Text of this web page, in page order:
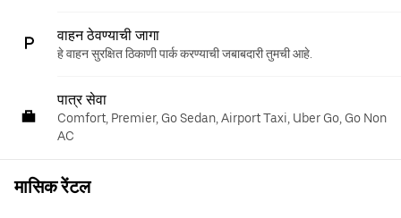
वाहन ठेवण्याची जागा
हे वाहन सुरक्षित ठिकाणी पार्क करण्याची जबाबदारी तुमची आहे.
पात्र सेवा
Comfort, Premier, Go Sedan, Airport Taxi, Uber Go, Go Non
AC
मासिक रेंटल